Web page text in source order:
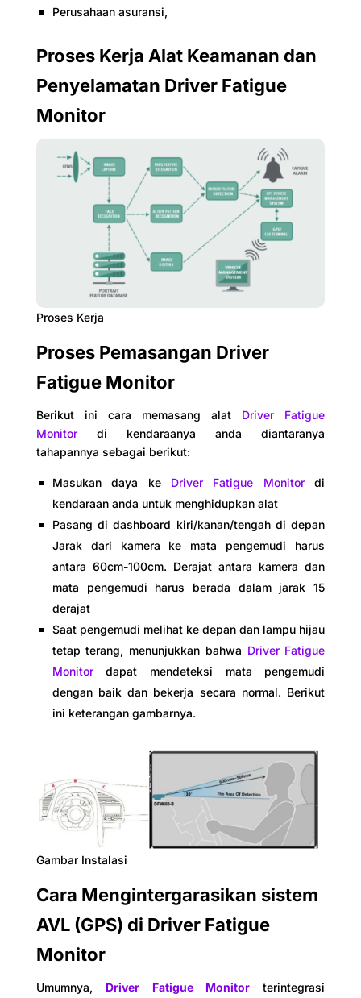
Perusahaan asuransi,
Proses Kerja Alat Keamanan dan
Penyelamatan Driver Fatigue
Monitor
Proses Kerja
Proses Pemasangan Driver
Fatigue Monitor
Berikut ini cara memasang alat Driver Fatigue
Monitordi kendaraanya anda diantaranya
tahapannya sebagai berikut:
Masukan daya ke Driver Fatigue Monitordi
kendaraan anda untuk menghidupkan alat
Pasang di dashboard kiri/kanan/tengah di depan
Jarak dari kamera ke mata pengemudi harus
antara 60cm-100cm. Derajat antara kamera dan
mata pengemudi harus berada dalam jarak 15
derajat
Saat pengemudi melihat ke depan dan lampu hijau
tetap terang, menunjukkan bahwa Driver Fatigue
Monitordapat mendeteksi mata pengemudi
dengan baik dan bekerja secara normal. Berikut
ini keterangan gambarnya.
Gambar Instalasi
Cara Mengintergarasikan sistem
AVL (GPS) di Driver Fatigue
Monitor
Umumnya, Driver Fatigue Monitorterintegrasi